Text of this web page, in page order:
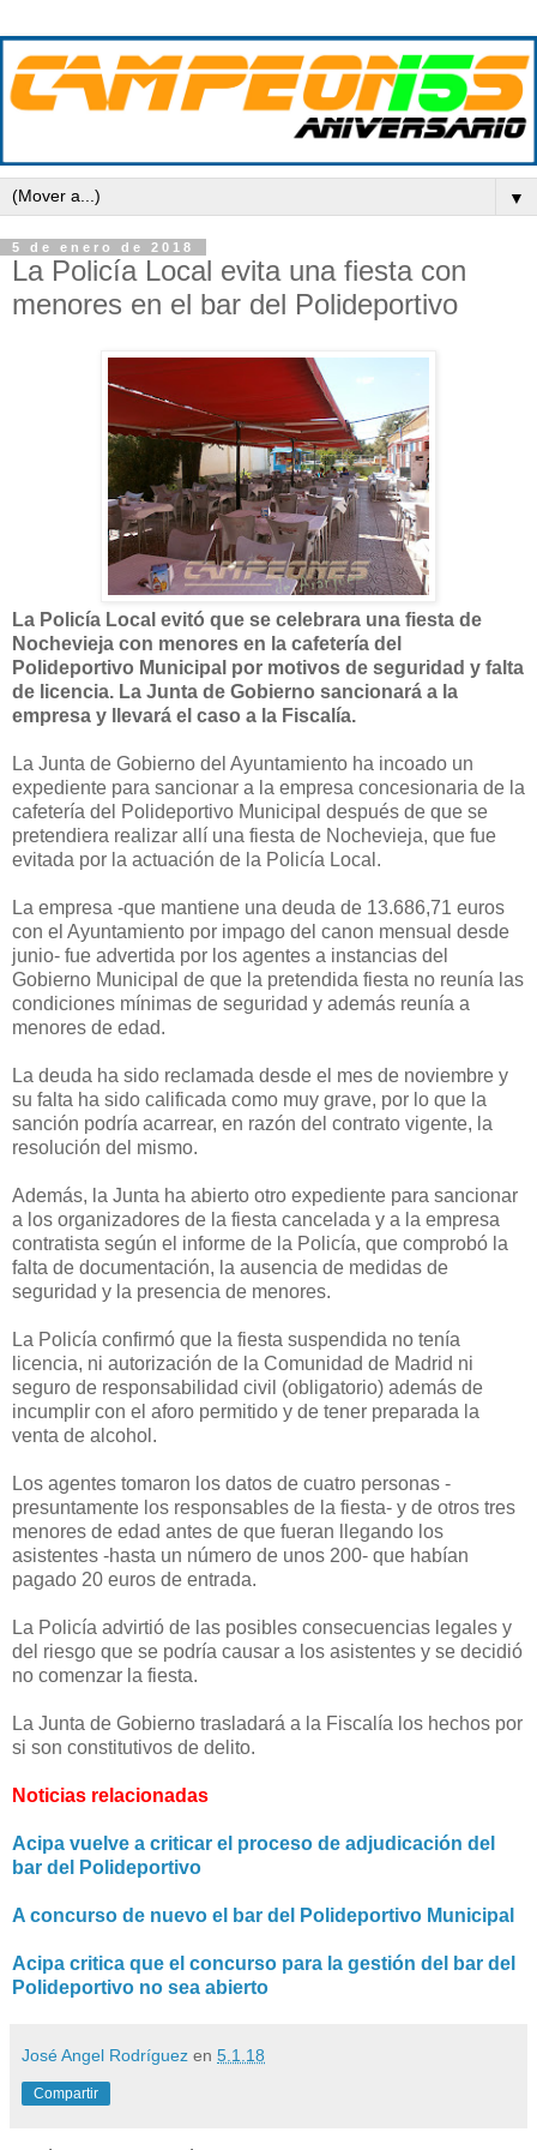
▼
5 de enero de 2018
La Policía Local evita una fiesta con
menores en el bar del Polideportivo
La Policía Local evitó que se celebrara una fiesta de
Nochevieja con menores en la cafetería del
Polideportivo Municipal por motivos de seguridad y falta
de licencia. La Junta de Gobierno sancionará a la
empresa y llevará el caso a la Fiscalía.
La Junta de Gobierno del Ayuntamiento ha incoado un
expediente para sancionar a la empresa concesionaria de la
cafetería del Polideportivo Municipal después de que se
pretendiera realizar allí una fiesta de Nochevieja, que fue
evitada por la actuación de la Policía Local.
La empresa -que mantiene una deuda de 13.686,71 euros
con el Ayuntamiento por impago del canon mensual desde
junio- fue advertida por los agentes a instancias del
Gobierno Municipal de que la pretendida fiesta no reunía las
condiciones mínimas de seguridad y además reunía a
menores de edad.
La deuda ha sido reclamada desde el mes de noviembre y
su falta ha sido calificada como muy grave, por lo que l a
sanción podría acarrear, en razón del contrato vigente, la
resolución del mismo.
Además, la Junta ha abierto otro expediente para sancionar
a los organizadores de la fiesta cancelada y a la empresa
contratista según el informe de la Policía, que comprobó la
falta de documentación, la ausencia de medidas de
seguridad y la presencia de menores.
La Policía confirmó que la fiesta suspendida no tenía
licencia, ni autorización de la Comunidad de Madrid ni
seguro de responsabilidad civil (obligatorio) además de
incumplir con el aforo permitido y de tener preparada la
venta de alcohol.
Los agentes tomaron los datos de cuatro personas -
presuntamente los responsables de la fiesta- y de otros tres
menores de edad antes de que fueran llegando los
asistentes -hasta un número de unos 200- que habían
pagado 20 euros de entrada.
La Policía advirtió de las posibles consecuencias legales y
del riesgo que se podría causar a los asistentes y se decidió
no comenzar la fiesta.
La Junta de Gobierno trasladará a la Fiscalía los hechos por
si son constitutivos de delito.
Noticias relacionadas
Acipa vuelve a criticar el proceso de adjudicación del
bar del Polideportivo
A concurso de nuevo el bar del Polideportivo Municipal
Acipa critica que el concurso para la gestión del bar del
Polideportivo no sea abierto
José Angel Rodríguez en 5.1.18
Compartir